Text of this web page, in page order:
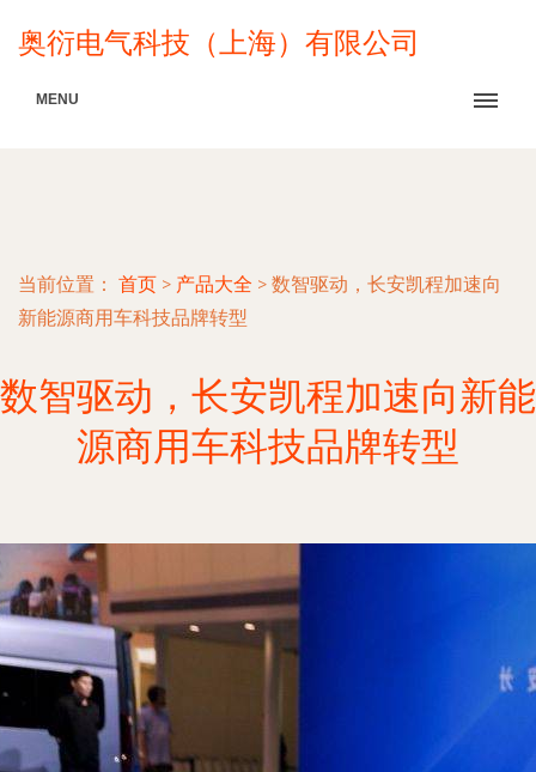
奥衍电气科技（上海）有限公司
MENU
当前位置： 首页 > 产品大全 > 数智驱动，长安凯程加速向
新能源商用车科技品牌转型
数智驱动，长安凯程加速向新能
源商用车科技品牌转型